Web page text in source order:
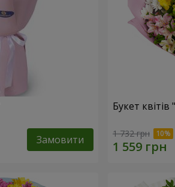
Замовити
Букет
1 732 грн